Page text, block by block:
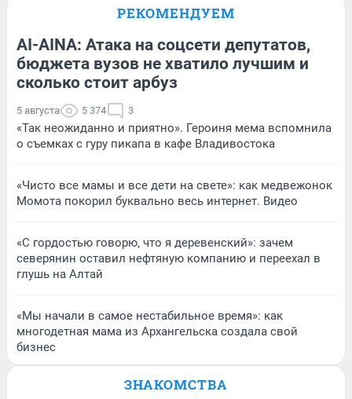
РЕКОМЕНДУЕМ
AI-AINA: Атака на соцсети депутатов,
бюджета вузов не хватило лучшим и
сколько стоит арбуз
5 августа 5 374 3
«Так неожиданно и приятно». Героиня мема вспомнила
о съемках с гуру пикапа в кафе Владивостока
«Чисто все мамы и все дети на свете»: как медвежонок
Момота покорил буквально весь интернет. Видео
«С гордостью говорю, что я деревенский»: зачем
северянин оставил нефтяную компанию и переехал в
глушь на Алтай
«Мы начали в самое нестабильное время»: как
многодетная мама из Архангельска создала свой
бизнес
ЗНАКОМСТВА